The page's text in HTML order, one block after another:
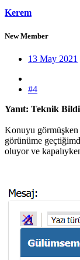
Kerem
New Member
13 May 2021
#4
Yanıt: Teknik
Konuyu
görünüme
oluyor ve